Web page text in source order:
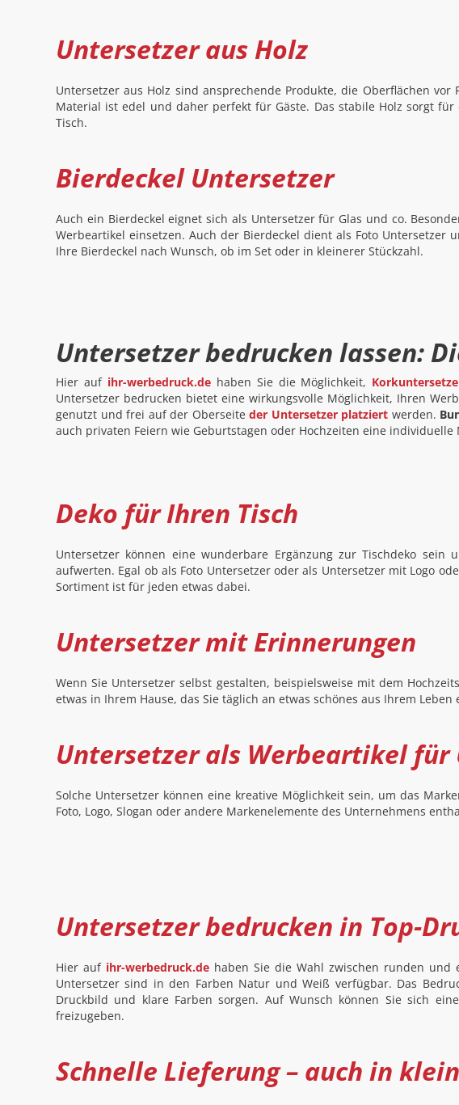
Untersetzer aus Holz
Untersetzer aus Holz sind ansprechende Produkte, die Oberflächen
Material ist edel und daher perfekt für Gäste. Das stabile Holz sorgt
Tisch.
Bierdeckel Untersetzer
Auch ein Bierdeckel eignet sich als Untersetzer für Glas und co.
Werbeartikel einsetzen. Auch der Bierdeckel dient als Foto Untersetzer
Ihre Bierdeckel nach Wunsch, ob im Set oder in kleinerer Stückzahl.
Untersetzer bedrucken lassen:
Hier auf ihr-werbedruck.dehaben Sie die Möglichkeit,
Untersetzer bedrucken bietet eine wirkungsvolle Möglichkeit, Ihren
genutzt und frei auf der Oberseiteder Untersetzer platziert werden.
auch privaten Feiern wie Geburtstagen oder Hochzeiten eine individuelle
Deko für Ihren Tisch
Untersetzer können eine wunderbare Ergänzung zur Tischdeko
aufwerten. Egal ob als Foto Untersetzer oder als Untersetzer mit Logo
Sortiment ist für jeden etwas dabei.
Untersetzer mit Erinnerungen
Wenn Sie Untersetzer selbst gestalten, beispielsweise mit dem
etwas in Ihrem Hause, das Sie täglich an etwas schönes aus Ihrem Leben
Untersetzer als Werbeartikel für
Solche Untersetzer können eine kreative Möglichkeit sein, um das
Foto, Logo, Slogan oder andere Markenelemente des Unternehmens
Untersetzer bedrucken in Top-
Hier auf ihr-werbedruck.de haben Sie die Wahl zwischen runden und
Untersetzer sind in den Farben Natur und Weiß verfügbar. Das
Druckbild und klare Farben sorgen. Auf Wunsch können Sie sich
freizugeben.
Schnelle Lieferung – auch in